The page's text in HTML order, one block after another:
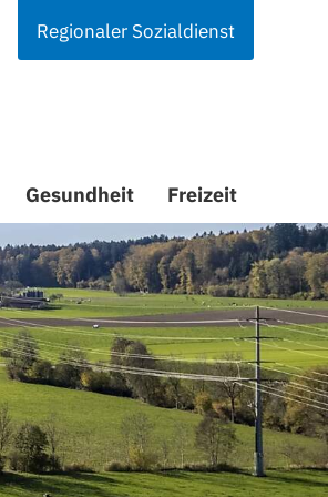
Regionaler Sozialdienst
Gesundheit Freizeit